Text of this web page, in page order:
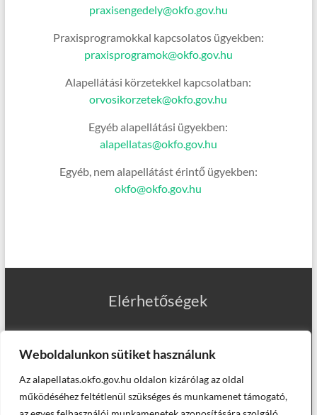
Weboldalunkon sütiket használunk
Az alapellatas.okfo.gov.hu oldalon kizárólag az oldal
működéséhez feltétlenül szükséges és munkamenet támogató,
praxisengedely@okfo.gov.hu
Praxisprogramokkal kapcsolatos ügyekben:
praxisprogramok@okfo.gov.hu
Alapellátási körzetekkel kapcsolatban:
orvosikorzetek@okfo.gov.hu
Egyéb alapellátási ügyekben:
alapellatas@okfo.gov.hu
Egyéb, nem alapellátást érintő ügyekben:
okfo@okfo.gov.hu
Elérhetőségek
Munkatársaink